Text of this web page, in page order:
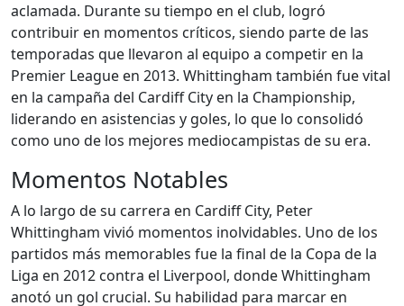
aclamada. Durante su tiempo en el club, logró
contribuir en momentos críticos, siendo parte de las
temporadas que llevaron al equipo a competir en la
Premier League en 2013. Whittingham también fue vital
en la campaña del Cardiff City en la Championship,
liderando en asistencias y goles, lo que lo consolidó
como uno de los mejores mediocampistas de su era.
Momentos Notables
A lo largo de su carrera en Cardiff City, Peter
Whittingham vivió momentos inolvidables. Uno de los
partidos más memorables fue la final de la Copa de la
Liga en 2012 contra el Liverpool, donde Whittingham
anotó un gol crucial. Su habilidad para marcar en